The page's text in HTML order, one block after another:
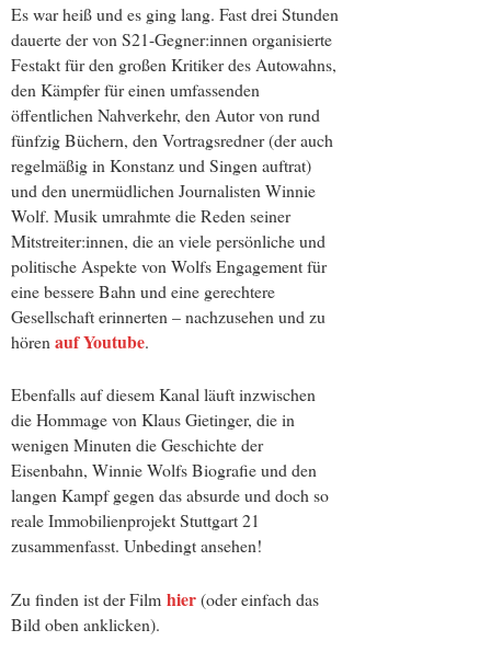
Es war heiß und es ging lang. Fast drei Stunden
dauerte der von S21-Gegner:innen organisierte
Festakt für den großen Kritiker des Autowahns,
den Kämpfer für einen umfassenden
öffentlichen Nahverkehr, den Autor von rund
fünfzig Büchern, den Vortragsredner (der auch
regelmäßig in Konstanz und Singen auftrat)
und den unermüdlichen Journalisten Winnie
Wolf. Musik umrahmte die Reden seiner
Mitstreiter:innen, die an viele persönliche und
politische Aspekte von Wolfs Engagement für
eine bessere Bahn und eine gerechtere
Gesellschaft erinnerten – nachzusehen und zu
hören auf Youtube.
Ebenfalls auf diesem Kanal läuft inzwischen
die Hommage von Klaus Gietinger, die in
wenigen Minuten die Geschichte der
Eisenbahn, Winnie Wolfs Biografie und den
langen Kampf gegen das absurde und doch so
reale Immobilienprojekt Stuttgart 21
zusammenfasst. Unbedingt ansehen!
Zu finden ist der Film hier(oder einfach das
Bild oben anklicken).